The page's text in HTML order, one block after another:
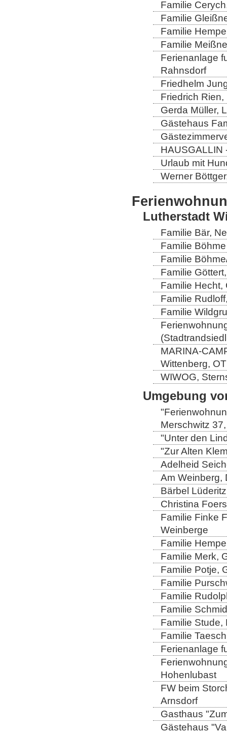
Familie
Familie
Familie
Familie
Ferienanlage
Rahnsdorf
Friedhelm
Friedrich
Gerda Müller,
Gästehaus
HAUSGALLIN
Urlaub mit
Werner
Lutherstadt
Familie Bär,
Familie
Familie
Familie
Familie Hecht,
Familie
Familie
MARINA-
Wittenberg,
WIWOG,
Umgebung
Merschwitz
"Unter den
"Zur Alten
Adelheid
Am Weinberg,
Bärbel
Christina
Familie Finke
Weinberge
Familie
Familie Merk,
Familie Potje,
Familie
Familie
Familie
Familie Stude,
Familie
Ferienanlage
Hohenlubast
FW beim
Arnsdorf
Gasthaus
Gästehaus